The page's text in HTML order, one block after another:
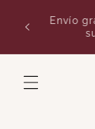
directamente
al contenido
¡Nuevo
sticker